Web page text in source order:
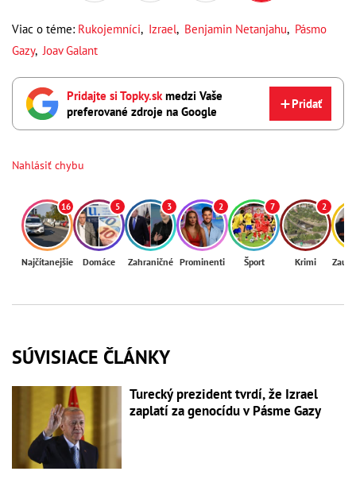
Viac o téme: Rukojemníci, Izrael, Benjamin Netanjahu, Pásmo
Gazy,Joav Galant
Pridajte si Topky.skmedzi Vaše
preferované zdroje na Google
Pridať
Nahlásiť chybu
16
Najčítanejšie
5
Domáce
3
Zahraničné
2
Prominenti
7
Šport
2
Krimi
SÚVISIACE ČLÁNKY
Turecký prezident tvrdí, že Izrael
zaplatí za genocídu v Pásme Gazy